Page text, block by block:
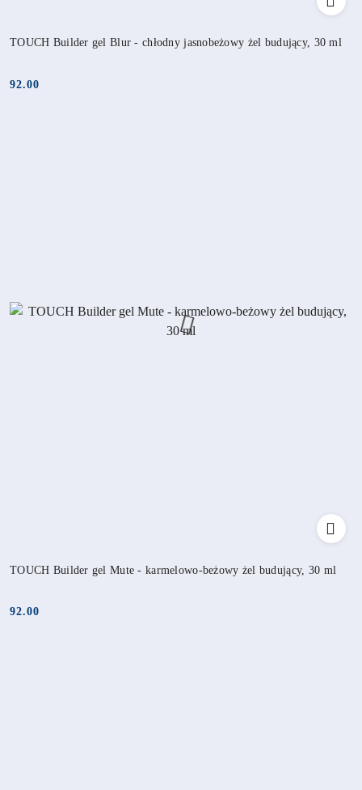
TOUCH Builder gel Blur - chłodny jasnobeżowy żel budujący, 30 ml
Cena:
92.00
TOUCH Builder gel Mute - karmelowo-beżowy żel budujący, 30 ml
Cena:
92.00